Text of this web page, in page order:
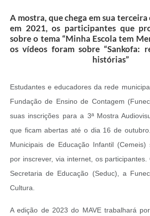
A mostra, que chega em sua
em 2021, os participantes que
sobre o tema “Minha Escola tem
os vídeos foram sobre “Sankofa:
histórias”
Estudantes e educadores da rede
Fundação de Ensino de Contagem
suas inscrições para a 3ª Mostra
que ficam abertas até o dia 16 de
Municipais de Educação Infantil (Cemeis)
por inscrever, via internet, os
Secretaria de Educação (Seduc), a
Cultura.
A edição de 2023 do MAVE trabalhará